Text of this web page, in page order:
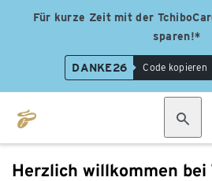
Für kurze Zeit mit der
sparen!*
DANKE26 Code kopieren
Herzlich willkommen bei